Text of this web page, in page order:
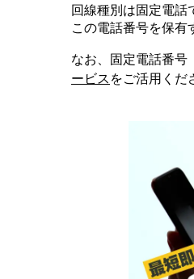
回線種別は固定電話
この電話番号を保有
なお、固定電話番号
ービス をご活用くだ